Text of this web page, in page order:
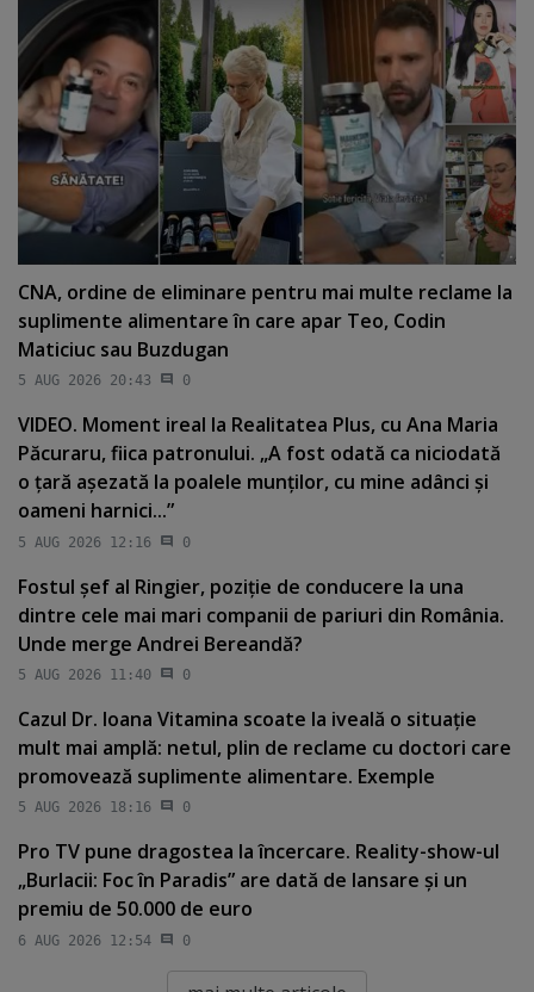
CNA, ordine de eliminare pentru mai multe reclame la
suplimente alimentare în care apar Teo, Codin
Maticiuc sau Buzdugan
5 AUG 2026 20:43 0
VIDEO. Moment ireal la Realitatea Plus, cu Ana Maria
Păcuraru, fiica patronului. „A fost odată ca niciodată
o ţară aşezată la poalele munţilor, cu mine adânci şi
oameni harnici...”
5 AUG 2026 12:16 0
Fostul şef al Ringier, poziţie de conducere la una
dintre cele mai mari companii de pariuri din România.
Unde merge Andrei Bereandă?
5 AUG 2026 11:40 0
Cazul Dr. Ioana Vitamina scoate la iveală o situaţie
mult mai amplă: netul, plin de reclame cu doctori care
promovează suplimente alimentare. Exemple
5 AUG 2026 18:16 0
Pro TV pune dragostea la încercare. Reality-show-ul
„Burlacii: Foc în Paradis” are dată de lansare şi un
premiu de 50.000 de euro
6 AUG 2026 12:54 0